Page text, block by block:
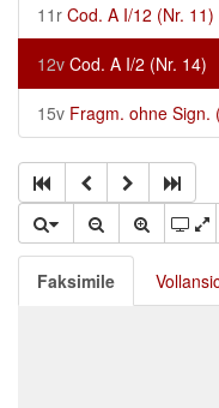
11r Cod. A I/12 (Nr. 11)
12v Cod. A I/2 (Nr. 14)
15v Fragm. ohne Sign.
Faksimile